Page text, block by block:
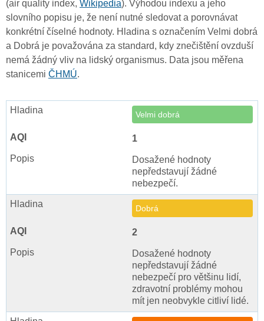
(air quality index, Wikipedia). Výhodou indexu a jeho
slovního popisu je, že není nutné sledovat a porovnávat
konkrétní číselné hodnoty. Hladina s označením Velmi dobrá
a Dobrá je považována za standard, kdy znečištění ovzduší
nemá žádný vliv na lidský organismus. Data jsou měřena
stanicemi ČHMÚ.
Velmi dobrá
1
Dosažené hodnoty
nepředstavují žádné
nebezpečí.
Dobrá
2
Dosažené hodnoty
nepředstavují žádné
nebezpečí pro většinu lidí,
zdravotní problémy mohou
mít jen neobvykle citliví lidé.